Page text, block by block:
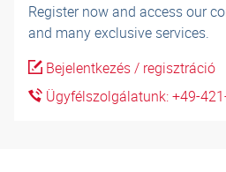
Register now and access our
and many exclusive services.
Bejelentkezés / regisztráció
Ügyfélszolgálatunk: +49-